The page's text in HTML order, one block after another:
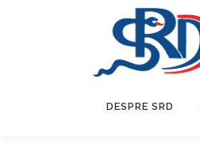
DESPRE SRD